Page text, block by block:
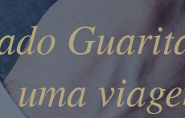
uma